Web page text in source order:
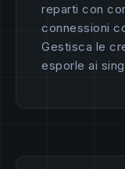
reparti con
connessioni
Gestisca le
esporle ai